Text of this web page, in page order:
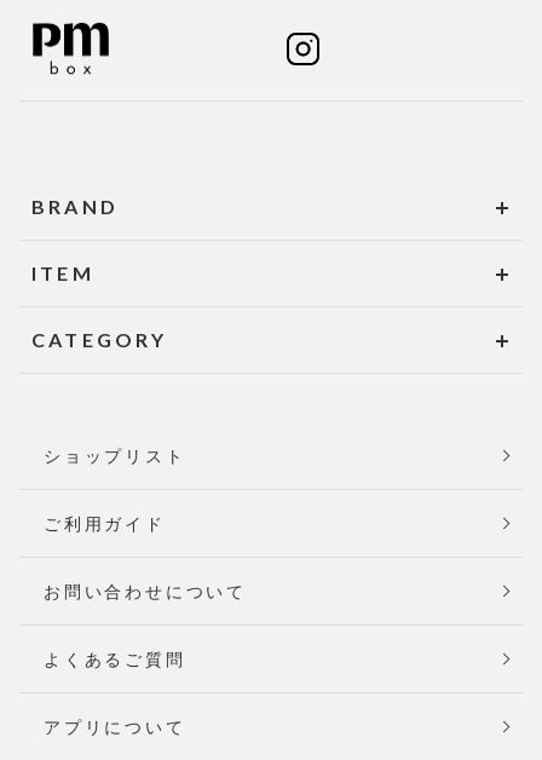
BRAND
ITEM
CATEGORY
ショップリスト
ご利用ガイド
お問い合わせについて
よくあるご質問
アプリについて